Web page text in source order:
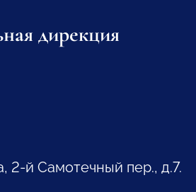
дирекция
2-й Самотечный пер., д.7.